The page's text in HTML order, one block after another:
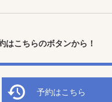
はこちらのボタンから！
予約はこちら